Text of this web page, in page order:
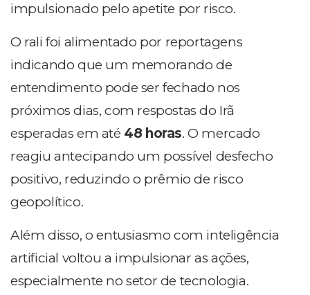
impulsionado pelo apetite por risco.
O rali foi alimentado por reportagens
indicando que um memorando de
entendimento pode ser fechado nos
próximos dias, com respostas do Irã
esperadas em até 48 horas. O mercado
reagiu antecipando um possível desfecho
positivo, reduzindo o prêmio de risco
geopolítico.
Além disso, o entusiasmo com inteligência
artificial voltou a impulsionar as ações,
especialmente no setor de tecnologia.